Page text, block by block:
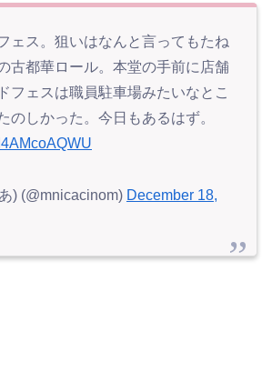
ェス。狙いはなんと言ってもたね
古都華ロール。本堂の手前に店舗
フェスは職員駐車場みたいなとこ
のしかった。今日もあるはず。
) (@mnicacinom) December 18,